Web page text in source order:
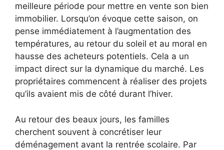
meilleure période pour mettre en vente son bien
immobilier. Lorsqu’on évoque cette saison, on
pense immédiatement à l’augmentation des
températures, au retour du soleil et au moral en
hausse des acheteurs potentiels. Cela a un
impact direct sur la dynamique du marché. Les
propriétaires commencent à réaliser des projets
qu’ils avaient mis de côté durant l’hiver.
Au retour des beaux jours, les familles
cherchent souvent à concrétiser leur
déménagement avant la rentrée scolaire. Par